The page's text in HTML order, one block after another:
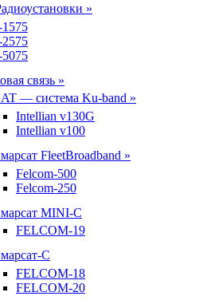
»
1575
2575
5075
связь »
— система Ku-band »
Intellian v130G
Intellian v100
FleetBroadband »
Felcom-500
Felcom-250
MINI-C
FELCOM-19
С
FELCOM-18
FELCOM-20